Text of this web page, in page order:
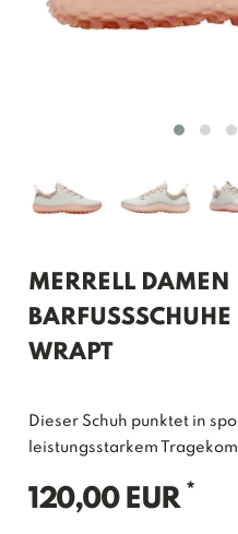
MERRELL DAMEN
BARFUSSSCHUHE W
RAPT
Dieser Schuh punktet in
leistungsstarkem
120,00 EUR *